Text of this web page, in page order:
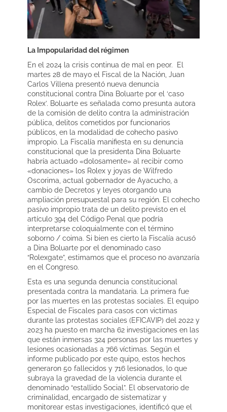
La Impopularidad del régimen
En el 2024 la crisis continua de mal en peor. El
martes 28 de mayo el Fiscal de la Nación, Juan
Carlos Villena presentó nueva denuncia
constitucional contra Dina Boluarte por el ‘caso
Rolex’. Boluarte es señalada como presunta autora
de la comisión de delito contra la administración
pública, delitos cometidos por funcionarios
públicos, en la modalidad de cohecho pasivo
impropio. La Fiscalía manifiesta en su denuncia
constitucional que la presidenta Dina Boluarte
habría actuado «dolosamente» al recibir como
«donaciones» los Rolex y joyas de Wilfredo
Oscorima, actual gobernador de Ayacucho, a
cambio de Decretos y leyes otorgando una
ampliación presupuestal para su región. El cohecho
pasivo impropio trata de un delito previsto en el
artículo 394 del Código Penal que podría
interpretarse coloquialmente con el término
soborno / coima. Si bien es cierto la Fiscalía acusó
a Dina Boluarte por el denominado caso
“Rolexgate”, estimamos que el proceso no avanzaría
en el Congreso.
Esta es una segunda denuncia constitucional
presentada contra la mandataria. La primera fue
por las muertes en las protestas sociales. El equipo
Especial de Fiscales para casos con victimas
durante las protestas sociales (EFICAVIP) del 2022 y
2023 ha puesto en marcha 62 investigaciones en las
que están inmersas 324 personas por las muertes y
lesiones ocasionadas a 766 víctimas. Según el
informe publicado por este quipo, estos hechos
generaron 50 fallecidos y 716 lesionados, lo que
subraya la gravedad de la violencia durante el
denominado “estallido Social”. El observatorio de
criminalidad, encargado de sistematizar y
monitorear estas investigaciones, identificó que el